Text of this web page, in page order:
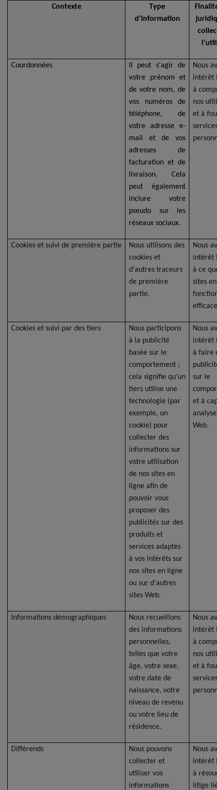
Contexte
Type
d'information
Coordonnées
Il peut s'agir de
votre prénom et
de votre nom, de
vos numéros de
téléphone, de
votre adresse e-
mail et de vos
adresses de
facturation et de
livraison. Cela
peut également
inclure votre
pseudo sur les
réseaux sociaux.
Nous
intérêt
à
nos
et à
Cookies et suivi de première partie
Nous utilisons des
cookies et
d'autres traceurs
de première
partie.
Nous
intérêt
à ce
sites
Cookies et suivi par des tiers
Nous participons
à la publicité
basée sur le
comportement ;
cela signifie qu'un
tiers utilise une
technologie (par
exemple, un
cookie) pour
collecter des
informations sur
votre utilisation
de nos sites en
ligne afin de
pouvoir vous
proposer des
publicités sur des
produits et
services adaptés
à vos intérêts sur
nos sites en ligne
ou sur d'autres
sites Web.
Nous
intérêt
à faire
sur le
et à
Web.
Informations démographiques
Nous recueillons
des informations
personnelles,
telles que votre
âge, votre sexe,
votre date de
naissance, votre
niveau de revenu
ou votre lieu de
résidence.
Nous
intérêt
à
nos
et à
Différends
Nous pouvons
collecter et
utiliser vos
informations
Nous
intérêt
à
litige